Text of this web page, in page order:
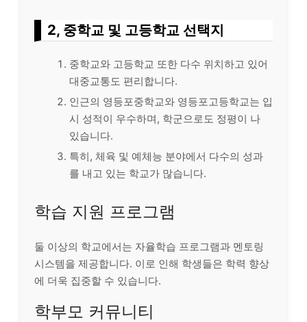
2, 중학교 및 고등학교 선택지
중학교와 고등학교 또한 다수 위치하고 있어
대중교통도 편리합니다.
인근의 영등포중학교와 영등포고등학교는 입
시 성적이 우수하며, 학군으로도 정평이 나
있습니다.
특히, 체육 및 예체능 분야에서 다수의 성과
를 내고 있는 학교가 많습니다.
학습 지원 프로그램
둘 이상의 학교에서는 자율학습 프로그램과 멘토링
시스템을 제공합니다. 이로 인해 학생들은 학력 향상
에 더욱 집중할 수 있습니다.
학부모 커뮤니티